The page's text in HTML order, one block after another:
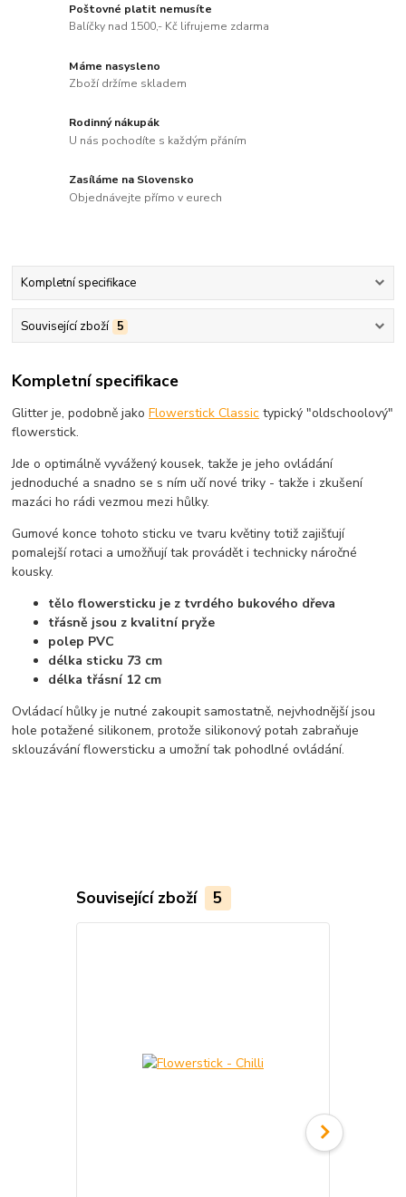
Poštovné platit nemusíte
Balíčky nad 1500,- Kč lifrujeme zdarma
Máme nasysleno
Zboží držíme skladem
Rodinný nákupák
U nás pochodíte s každým přáním
Zasíláme na Slovensko
Objednávejte přímo v eurech
Kompletní specifikace
Související zboží 5
Kompletní specifikace
Glitter je, podobně jakoFlowerstick Classic typický "oldschoolový"
flowerstick.
Jde o optimálně vyvážený kousek, takže je jeho ovládání
jednoduché a snadno se s ním učí nové triky - takže i zkušení
mazáci ho rádi vezmou mezi hůlky.
Gumové konce tohoto sticku ve tvaru květiny totiž zajišťují
pomalejší rotaci a umožňují tak provádět i technicky náročné
kousky.
tělo flowersticku je z tvrdého bukového dřeva
třásně jsou z kvalitní pryže
polep PVC
délka sticku 73 cm
délka třásní 12 cm
Ovládací hůlky je nutné zakoupit samostatně, nejvhodnější jsou
hole potažené silikonem, protože silikonový potah zabraňuje
sklouzávání flowersticku a umožní tak pohodlné ovládání.
Související zboží 5